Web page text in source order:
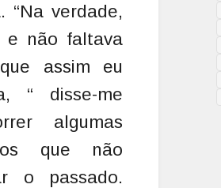
“Na verdade,
e não faltava
assim eu
“ disse-me
algumas
que não
o passado.